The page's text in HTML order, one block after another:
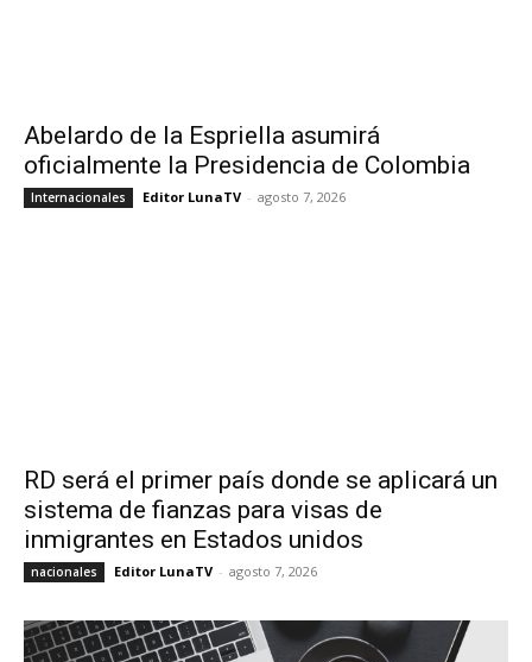
Abelardo de la Espriella asumirá
oficialmente la Presidencia de Colombia
Internacionales Editor LunaTV - agosto 7, 2026
RD será el primer país donde se aplicará un
sistema de fianzas para visas de
inmigrantes en Estados unidos
nacionales Editor LunaTV - agosto 7, 2026